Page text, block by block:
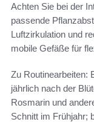
Achten Sie bei der
passende
Luftzirkulation und
mobile Gefäße für
Zu Routinearbeiten:
jährlich nach der
Rosmarin und
Schnitt im Frühjahr;